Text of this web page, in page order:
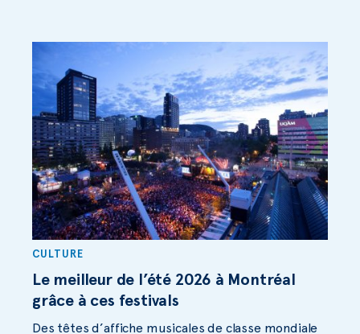
CULTURE
Le meilleur de l’été 2026 à Montréal
grâce à ces festivals
Des têtes d’affiche musicales de classe mondiale